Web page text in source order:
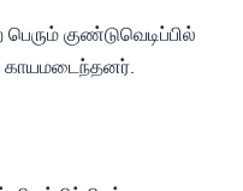
குண்டுவெடிப்பில்
காயமடைந்தனர்.